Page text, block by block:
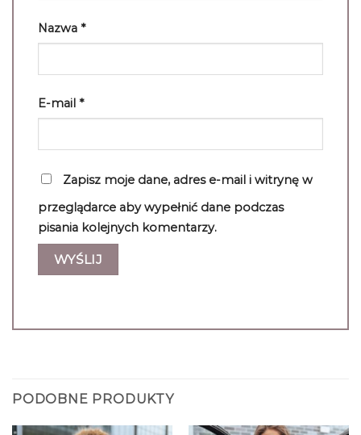
Nazwa *
E-mail *
Zapisz moje dane, adres e-mail i witrynę w
przeglądarce aby wypełnić dane podczas
pisania kolejnych komentarzy.
PODOBNE PRODUKTY